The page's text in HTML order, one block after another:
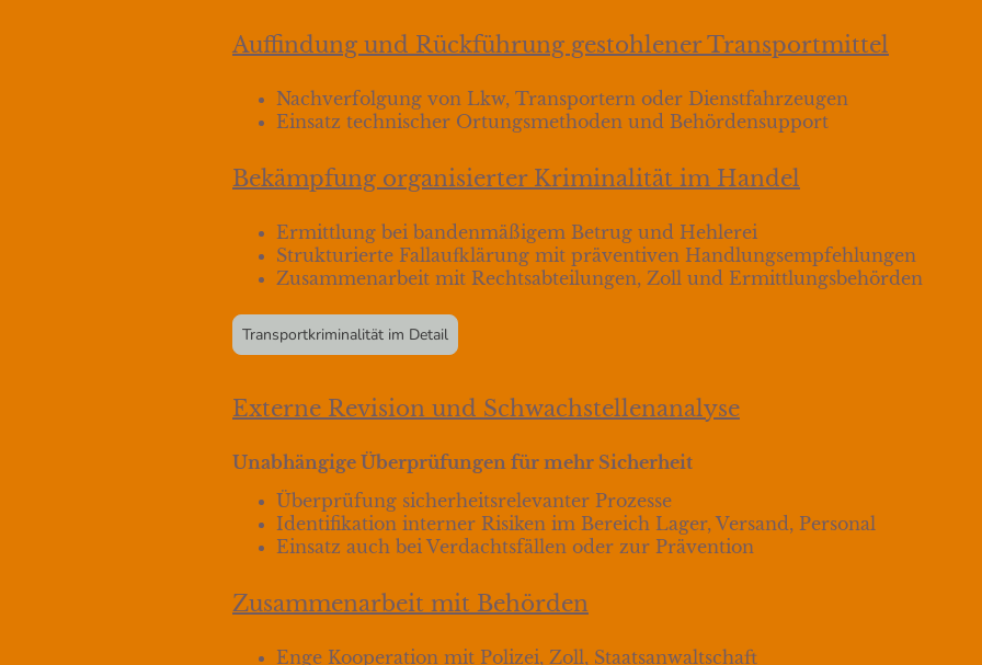
Auffindung und Rückführung gestohlener Transportmittel
Nachverfolgung von Lkw, Transportern oder Dienstfahrzeugen
Einsatz technischer Ortungsmethoden und Behördensupport
Bekämpfung organisierter Kriminalität im Handel
Ermittlung bei bandenmäßigem Betrug und Hehlerei
Strukturierte Fallaufklärung mit präventiven Handlungsempfehlungen
Zusammenarbeit mit Rechtsabteilungen, Zoll und Ermittlungsbehörden
Transportkriminalität im Detail
Externe Revision und Schwachstellenanalyse
Unabhängige Überprüfungen für mehr Sicherheit
Überprüfung sicherheitsrelevanter Prozesse
Identifikation interner Risiken im Bereich Lager, Versand, Personal
Einsatz auch bei Verdachtsfällen oder zur Prävention
Zusammenarbeit mit Behörden
Enge Kooperation mit Polizei, Zoll, Staatsanwaltschaft